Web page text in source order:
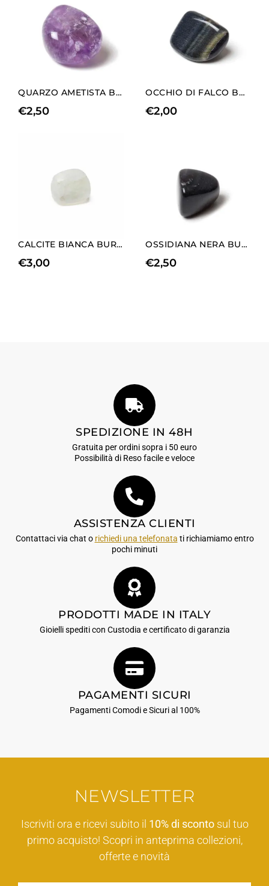
QUARZO AMETISTA BURATTATO
€2,50
OCCHIO DI FALCO BURATTATO
€2,00
CALCITE BIANCA BURATTATA
€3,00
OSSIDIANA NERA BURATTATA
€2,50
SPEDIZIONE IN 48H
Gratuita per ordini sopra i 50 euro
Possibilità di Reso facile e veloce
ASSISTENZA CLIENTI
Contattaci via chat o richiedi una telefonata ti richiamiamo entro
pochi minuti
PRODOTTI MADE IN ITALY
Gioielli spediti con Custodia e certificato di garanzia
PAGAMENTI SICURI
Pagamenti Comodi e Sicuri al 100%
NEWSLETTER
Iscriviti ora e ricevi subito il 10% di scontosul tuo
primo acquisto! Scopri in anteprima collezioni,
offerte e novità